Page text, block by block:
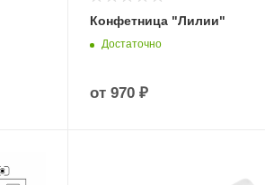
Конфетница "Лилии"
Достаточно
от 970 ₽